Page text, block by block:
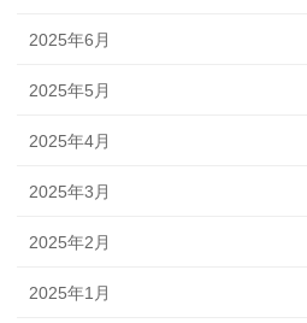
2025年6月
2025年5月
2025年4月
2025年3月
2025年2月
2025年1月